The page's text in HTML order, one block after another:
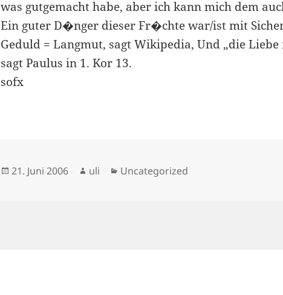
was gutgemacht habe, aber ich kann mich dem
Ein guter D�nger dieser Fr�chte war/ist mit
Geduld = Langmut, sagt Wikipedia, Und „die
sagt Paulus in 1. Kor 13.
sofx
Veröffentlicht
21. Juni 2006 Autor
uli Kategorien
Uncategorized